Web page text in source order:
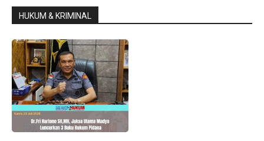
HUKUM & KRIMINAL